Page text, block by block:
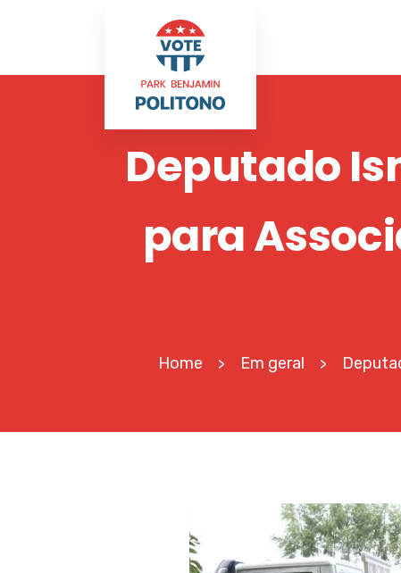
Deputado
para
Home > Em geral >